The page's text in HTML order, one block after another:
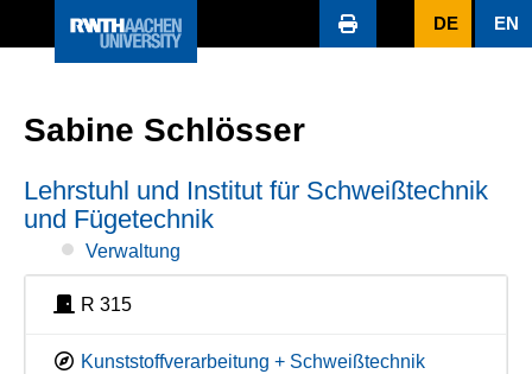
DE EN
Sabine Schlösser
Lehrstuhl und Institut für Schweißtechnik
und Fügetechnik
Verwaltung
R 315
Kunststoffverarbeitung + Schweißtechnik